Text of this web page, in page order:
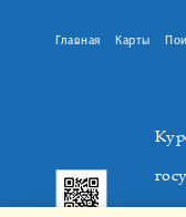
Главная Карты